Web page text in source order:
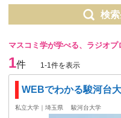
検
マスコミ学が学べる、ラジオ
1件 1-1件を表示
WEBでわかる駿河台
私立大学｜埼玉県 駿河台大学